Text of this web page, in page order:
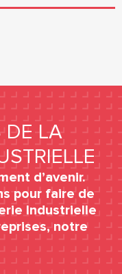
DE LA
d’avenir.
pour faire de
Industrielle
notre